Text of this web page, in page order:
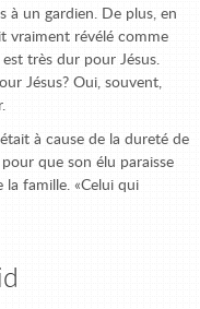
à un gardien. De plus, en
vraiment révélé comme
très dur pour Jésus.
Jésus? Oui, souvent,
à cause de la dureté de
que son élu paraisse
famille. «Celui qui